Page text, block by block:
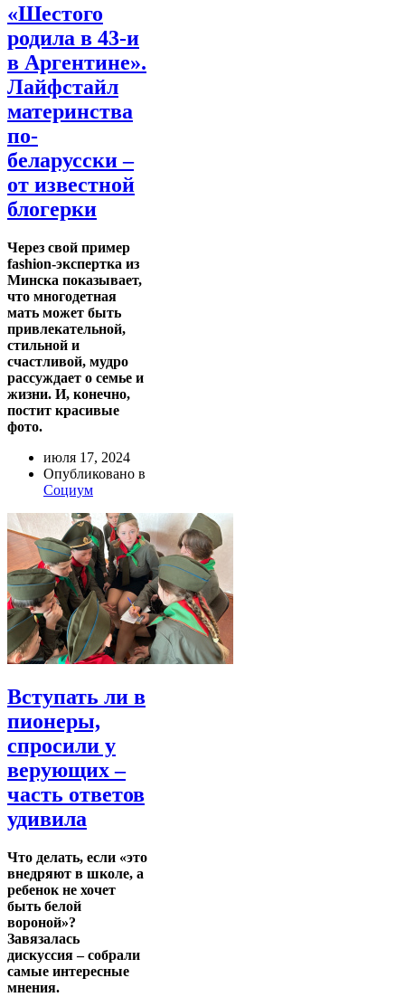
«Шестого
родила в 43-и
в Аргентине».
Лайфстайл
материнства
по-
беларусски –
от известной
блогерки
Через свой пример
fashion-экспертка из
Минска показывает,
что многодетная
мать может быть
привлекательной,
стильной и
счастливой, мудро
рассуждает о семье и
жизни. И, конечно,
постит красивые
фото.
июля 17, 2024
Опубликовано в
Социум
Вступать ли в
пионеры,
спросили у
верующих –
часть ответов
удивила
Что делать, если «это
внедряют в школе, а
ребенок не хочет
быть белой
вороной»?
Завязалась
дискуссия – собрали
самые интересные
мнения.